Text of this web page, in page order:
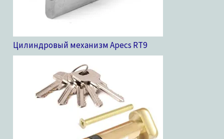
Цилиндровый механизм Apecs RT9